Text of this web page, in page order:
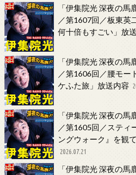
「伊集院光 深夜の
／第1607回／板東英
何十倍もすごい」放
「伊集院光 深夜の
／第1606回／腰モー
ケふた旅」放送内容
「伊集院光 深夜の
／第1605回／スティ
ングウォーク』を観
2026.07.21
「伊集院光 深夜の